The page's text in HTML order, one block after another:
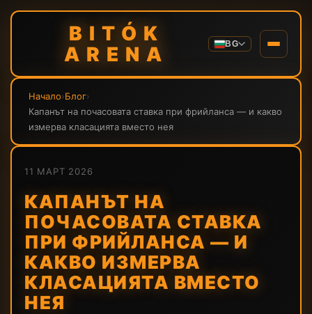
BITÓK
ARENA
BG
Начало›Блог›
Капанът на почасовата ставка при фрийланса — и какво
измерва класацията вместо нея
11 МАРТ 2026
КАПАНЪТ НА
ПОЧАСОВАТА СТАВКА
ПРИ ФРИЙЛАНСА — И
КАКВО ИЗМЕРВА
КЛАСАЦИЯТА ВМЕСТО
НЕЯ